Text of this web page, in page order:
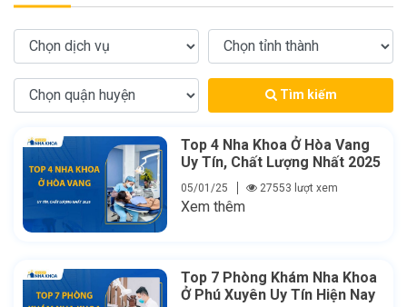
Tìm kiếm
Top 4 Nha Khoa Ở Hòa Vang
Uy Tín, Chất Lượng Nhất 2025
05/01/25 27553 lượt xem
Xem thêm
Top 7 Phòng Khám Nha Khoa
Ở Phú Xuyên Uy Tín Hiện Nay